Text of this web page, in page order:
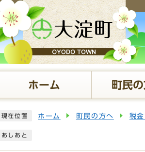
ホーム 町民
現在位置 ホーム 町民の方へ 税
あしあと